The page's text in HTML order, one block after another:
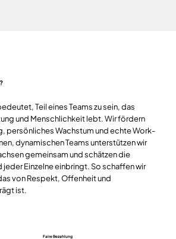
Teil eines Teams zu sein, das
und Menschlichkeit lebt. Wir fördern
persönliches Wachstum und echte Work-
dynamischen Teams unterstützen wir
gemeinsam und schätzen die
jeder Einzelne einbringt. So schaffen wir
von Respekt, Offenheit und
ist.
Faire Bezahlung